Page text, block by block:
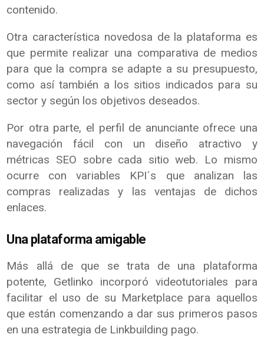
contenido.
Otra característica novedosa de la plataforma es
que permite realizar una comparativa de medios
para que la compra se adapte a su presupuesto,
como así también a los sitios indicados para su
sector y según los objetivos deseados.
Por otra parte, el perfil de anunciante ofrece una
navegación fácil con un diseño atractivo y
métricas SEO sobre cada sitio web. Lo mismo
ocurre con variables KPI´s que analizan las
compras realizadas y las ventajas de dichos
enlaces.
Una plataforma amigable
Más allá de que se trata de una plataforma
potente, Getlinko incorporó videotutoriales para
facilitar el uso de su Marketplace para aquellos
que están comenzando a dar sus primeros pasos
en una estrategia de Linkbuilding pago.